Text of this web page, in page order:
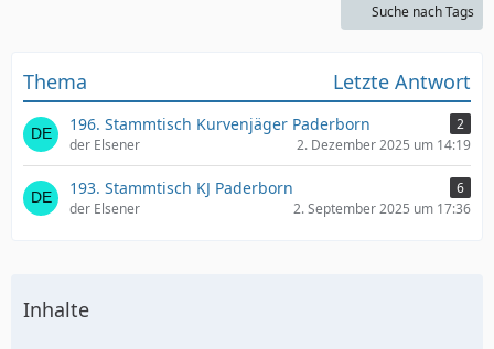
Suche nach Tags
Thema Letzte Antwort
196. Stammtisch Kurvenjäger Paderborn
2
der Elsener
2. Dezember 2025 um 14:19
193. Stammtisch KJ Paderborn
6
der Elsener
2. September 2025 um 17:36
Inhalte